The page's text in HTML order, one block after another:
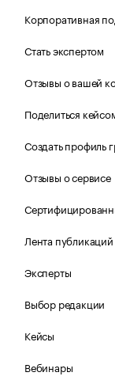
Корпоративная
Стать экспертом
Отзывы о вашей
Поделиться
Создать профиль
Отзывы о сервисе
Лента публикаций
Эксперты
Выбор редакции
Кейсы
Вебинары